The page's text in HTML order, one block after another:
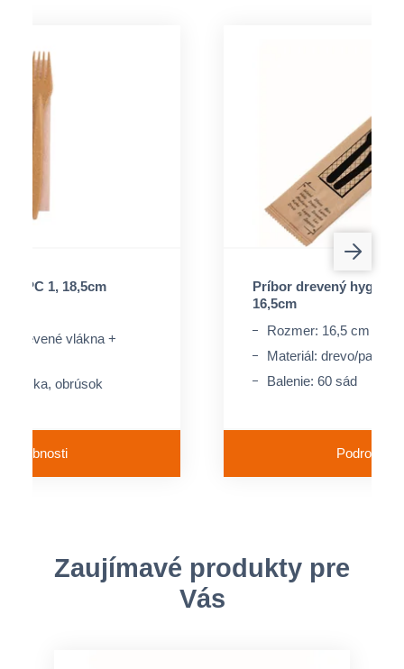
WPC 1, 18,5cm
(drevené vlákna +
obrúsok
Príbor drevený
16,5cm
Rozmer: 16,5 cm
Materiál: drevo/papier
Balenie: 60 sád
Zaujímavé produkty pre
Vás